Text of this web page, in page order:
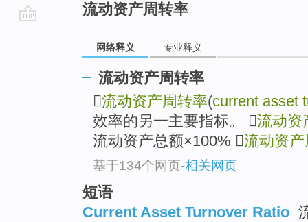
流动资产周转率
网络释义 专业释义
流动资产周转率
流动资产周转率(current asset
效率的另一主要指标。 流动资
流动资产总额×100% 流动资
基于134个网页-相关网页
短语
Current Asset Turnover Ratio